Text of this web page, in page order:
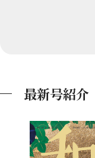
最新号紹介